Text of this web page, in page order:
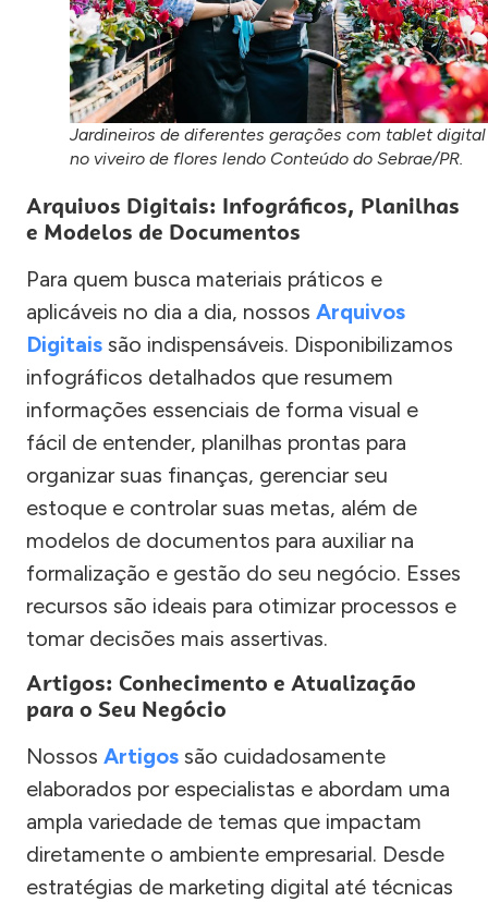
Jardineiros de diferentes gerações com tablet digital
no viveiro de flores lendo Conteúdo do Sebrae/PR.
Arquivos Digitais: Infográficos, Planilhas
e Modelos de Documentos
Para quem busca materiais práticos e
aplicáveis no dia a dia, nossos Arquivos
Digitais são indispensáveis. Disponibilizamos
infográficos detalhados que resumem
informações essenciais de forma visual e
fácil de entender, planilhas prontas para
organizar suas finanças, gerenciar seu
estoque e controlar suas metas, além de
modelos de documentos para auxiliar na
formalização e gestão do seu negócio. Esses
recursos são ideais para otimizar processos e
tomar decisões mais assertivas.
Artigos: Conhecimento e Atualização
para o Seu Negócio
Nossos Artigos são cuidadosamente
elaborados por especialistas e abordam uma
ampla variedade de temas que impactam
diretamente o ambiente empresarial. Desde
estratégias de marketing digital até técnicas